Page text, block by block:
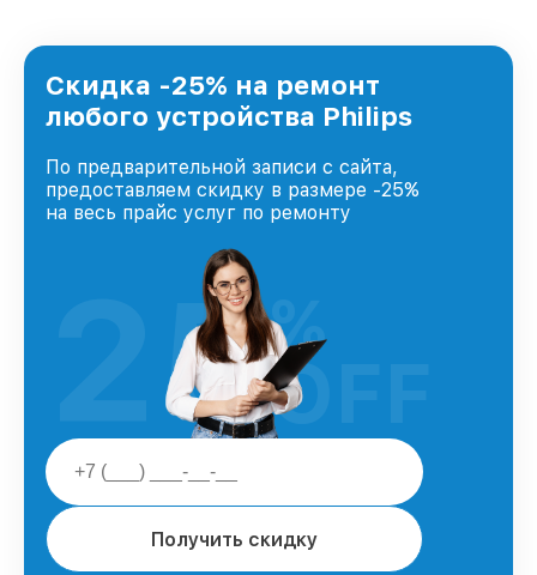
Скидка -25% на ремонт
любого устройства Philips
По предварительной записи с сайта,
предоставляем скидку в размере -25%
на весь прайс услуг по ремонту
Получить скидку
25%
OFF